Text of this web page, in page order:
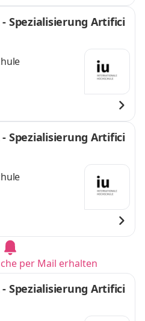
Spezialisierung Artifici
Spezialisierung Artifici
per Mail erhalten
Spezialisierung Artifici